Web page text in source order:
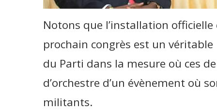
Notons que l’installation
prochain congrès est un
du Parti dans la mesure où ces
d’orchestre d’un évènement où
militants.